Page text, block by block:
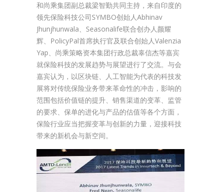
和尚乘集团副总裁梁智勤共同主持，来自印度的
领先保险科技公司SYMBO创始人Abhinav
Jhunjhunwala、Seasonalife联合创办人颜耀
辉、PolicyPal首席执行官及联合创始人Valenzia
Yap、尚乘策略资本集团行政总裁辜信杰等嘉宾
就保险科技的发展趋势与展望进行了交流。与会
嘉宾认为，以区块链、人工智能为代表的科技发
展将对传统保险业务带来革命性的冲击，影响的
范围包括价值链的提升、销售渠道的变革、监管
的要求、保单的进化与产品的估值等各个方面，
保险行业应当把握变革与创新的力量，迎接科技
带来的新机会与新空间。